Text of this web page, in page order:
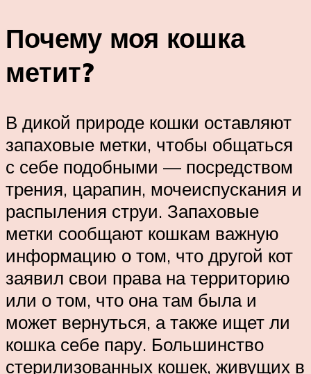
Почему моя кошка
метит?
В дикой природе кошки оставляют
запаховые метки, чтобы общаться
с себе подобными — посредством
трения, царапин, мочеиспускания и
распыления струи. Запаховые
метки сообщают кошкам важную
информацию о том, что другой кот
заявил свои права на территорию
или о том, что она там была и
может вернуться, а также ищет ли
кошка себе пару. Большинство
стерилизованных кошек, живущих в